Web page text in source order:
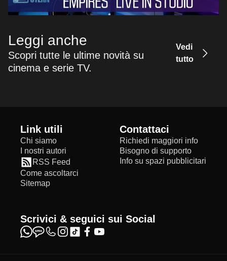
Leggi anche
Scopri tutte le ultime novità su
cinema e serie TV.
Vedi
tutto
Link utili
Chi siamo
I nostri autori
RSS Feed
Come ascoltarci
Sitemap
Contattaci
Richiedi maggiori info
Bisogno di supporto
Info su spazi pubblicitari
Scrivici & seguici sui Social